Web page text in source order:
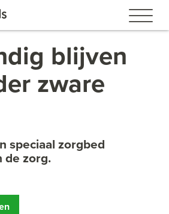
blijven
zware
speciaal zorgbed
de zorg.